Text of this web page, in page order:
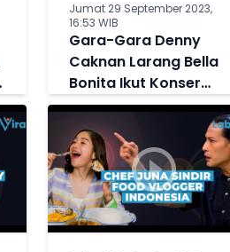
Jumat 29 September 2023,
16:53 WIB
Gara-Gara Denny
Caknan Larang Bella
Bonita Ikut Konser
Lagi, Kini Sang Istri
Posting Status Galau